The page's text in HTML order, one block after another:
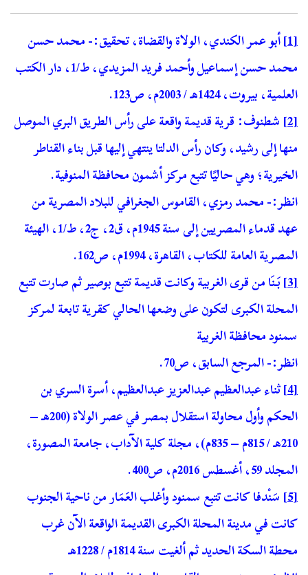
[1] أبو عمر الكندي، الولاة والقضاة، تحقيق:- محمد حسن
محمد حسن إسماعيل وأحمد فريد المزيدي، ط/1، دار الكتب
العلمية، بيروت، 1424هـ / 2003م، ص123.
[2] شطنوف: قرية قديمة واقعة على رأس الطريق البري الموصل
منها إلى رشيد، وكان رأس الدلتا ينتهي إليها قبل بناء القناطر
الخيرية؛ وهي حاليًا تتبع مركز أشمون محافظة المنوفية.
انظر:- محمد رمزي، القاموس الجغرافي للبلاد المصرية من
عهد قدماء المصريين إلى سنة 1945م، ق2، ج2، ط/1، الهيئة
المصرية العامة للكتاب، القاهرة، 1994م، ص162.
[3] بَنَا من قرى الغربية وكانت قديمة تتبع بوصير ثم صارت تتبع
المحلة الكبرى لتكون على وضعها الحالي كقرية تابعة لمركز
سمنود محافظة الغربية
انظر:- المرجع السابق، ص70.
[4] ثناء عبدالعظيم عبدالعزيز عبدالعظيم، أسرة السري بن
الحكم وأول محاولة استقلال بمصر في عصر الولاة (200هـ –
210هـ / 815م – 835م)، مجلة كلية الآداب، جامعة المصورة،
المجلد 59، أغسطس 2016م، ص400.
[5] سَنْدفا كانت تتبع سمنود وأغلب العَمَار من ناحية الجنوب
كانت في مدينة المحلة الكبرى القديمة الواقعة الآن غرب
محطة السكة الحديد ثم ألغيت سنة 1814م / 1228هـ